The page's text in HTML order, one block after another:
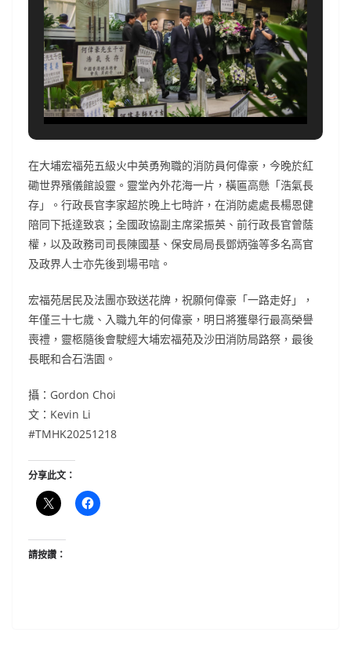
在大埔宏福苑五級火中英勇殉職的消防員何偉豪，今晚於紅
磡世界殯儀館設靈。靈堂內外花海一片，橫匾高懸「浩氣長
存」。行政長官李家超於晚上七時許，在消防處處長楊恩健
陪同下抵達致哀；全國政協副主席梁振英、前行政長官曾蔭
權，以及政務司司長陳國基、保安局局長鄧炳強等多名高官
及政界人士亦先後到場弔唁。
宏福苑居民及法團亦致送花牌，祝願何偉豪「一路走好」，
年僅三十七歲、入職九年的何偉豪，明日將獲舉行最高榮譽
喪禮，靈柩隨後會駛經大埔宏福苑及沙田消防局路祭，最後
長眠和合石浩園。
攝：Gordon Choi
文：Kevin Li
#TMHK20251218
分享此文：
請按讚：